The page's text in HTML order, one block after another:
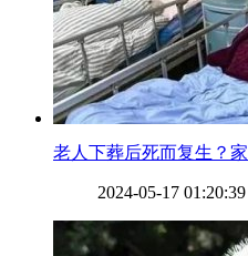
老人下葬后死而复生？
2024-05-17 01:20:39